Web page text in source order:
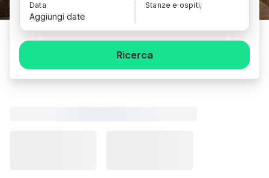
Data
Aggiungi date
Stanze e ospiti,
Ricerca